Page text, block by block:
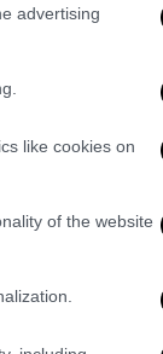
advertising
like cookies on
of the website
τα
ήταν σε